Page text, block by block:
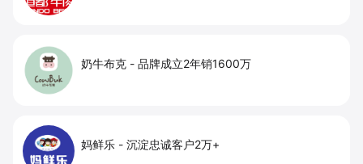
奶牛布克 - 品牌成立2年销1600万
妈鲜乐 - 沉淀忠诚客户2万+